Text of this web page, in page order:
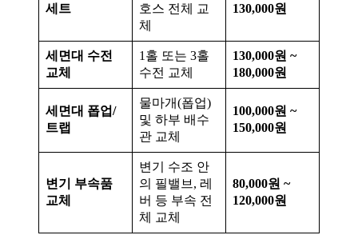
세트
호스 전체 교
체
130,000원
세면대 수전
교체
1홀 또는 3홀
수전 교체
130,000원 ~
180,000원
세면대 폽업/
트랩
물마개(폽업)
및 하부 배수
관 교체
100,000원 ~
150,000원
변기 부속품
교체
변기 수조 안
의 필밸브, 레
버 등 부속 전
체 교체
80,000원 ~
120,000원